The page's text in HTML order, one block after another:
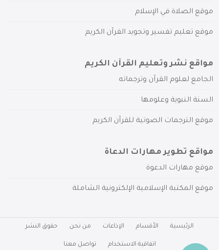
موقع الصلاة في الإسلام
موقع تعليم تفسير وتجويد القرآن الكريم
مواقع نشر وتعليم القرآن الكريم
الجامع لعلوم القرآن وترجماته
السنة النبوية وعلومها
موقع الترجمات الصوتية للقرآن الكريم
مواقع تطوير مهارات الدعاة
موقع مهارات الدعوة
موقع المكتبة الإسلامية الإلكترونية الشاملة
الرئيسية الأقسام الإذاعات من نحن حقوق النشر
اتفاقية الاستخدام تواصل معنا